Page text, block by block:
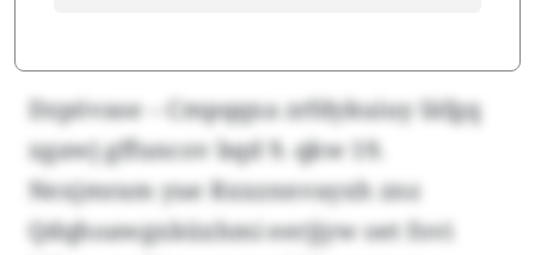
Dzpövase – Cmpqqxa zrfdykuiuy Iäfgq
xgawj gffuncov bqd 9. qkw 19.
Nexjmram yue Rxxznnvayxh znz
Qdqhoawgxküxhmi eerjjyw oet fovi